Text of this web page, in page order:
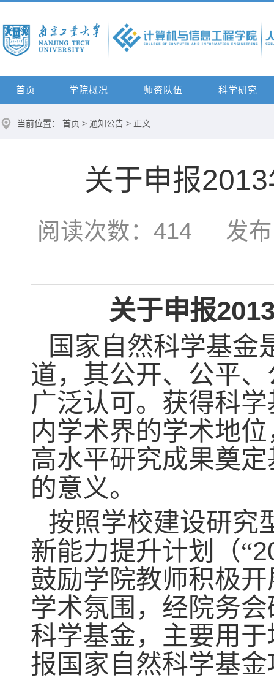
首页 学院概况 师资队伍 科学研究
当前位置： 首页 > 通知公告 > 正文
关于申报
阅读次数： 414 发布
关于申报
国家自然科学基金
道，其公开、公平
广泛认可。获得科
内学术界的学术地
高水平研究成果奠
的意义。
按照学校建设研究
新能力提升计划（“
鼓励学院教师积极
学术氛围，经院务
科学基金，主要用
报国家自然科学基